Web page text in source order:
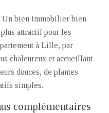
Un bien immobilier bien
attractif pour les
à Lille, par
chaleureux et accueillant
douces, de plantes
simples.
complémentaires